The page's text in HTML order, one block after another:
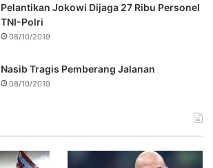
Pelantikan Jokowi Dijaga 27 Ribu Personel
TNI-Polri
08/10/2019
Nasib Tragis Pemberang Jalanan
08/10/2019